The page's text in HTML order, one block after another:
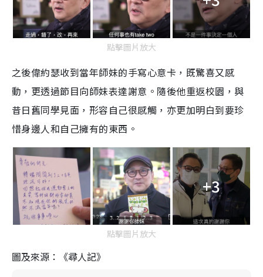
點擊圖片放大
之後偉約瑟收到當年師妹的手寫心意卡，既驚喜又感
動，更透過節目向師妹表達謝意。隨後他重返校園，與
昔日舊同學見面，形容自己很感觸，亦更加明白到要珍
惜身邊人和自己擁有的東西。
+3
點擊圖片放大
圖及來源：《尋人記》